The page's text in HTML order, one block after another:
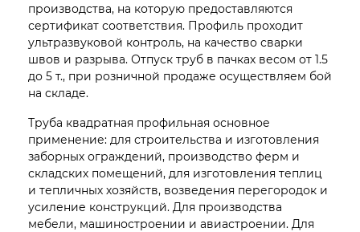
производства, на которую предоставляются
сертификат соответствия. Профиль проходит
ультразвуковой контроль, на качество сварки
швов и разрыва. Отпуск труб в пачках весом от 1.5
до 5 т., при розничной продаже осуществляем бой
на складе.
Труба квадратная профильная основное
применение: для строительства и изготовления
заборных ограждений, производство ферм и
складских помещений, для изготовления теплиц
и тепличных хозяйств, возведения перегородок и
усиление конструкций. Для производства
мебели, машиностроении и авиастроении. Для